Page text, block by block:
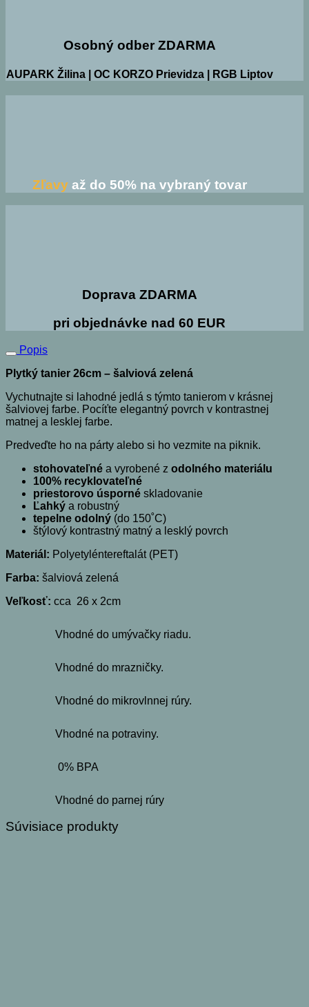
Osobný odber ZDARMA
AUPARK Žilina | OC KORZO Prievidza | RGB Liptov
Zľavyaž do 50% na vybraný tovar
Doprava ZDARMA
pri objednávke nad 60 EUR
Popis
Plytký tanier 26cm – šalviová zelená
Vychutnajte si lahodné jedlá s týmto tanierom v krásnej
šalviovej farbe. Pocíťte elegantný povrch v kontrastnej
matnej a lesklej farbe.
Predveďte ho na párty alebo si ho vezmite na piknik.
stohovateľné a vyrobené z odolného materiálu
100% recyklovateľné
priestorovo úsporné skladovanie
Ľahký a robustný
tepelne odolný (do 150˚C)
štýlový kontrastný matný a lesklý povrch
Materiál: Polyetyléntereftalát (PET)
Farba: šalviová zelená
Veľkosť: cca 26 x 2cm
Vhodné do umývačky riadu.
Vhodné do mrazničky.
Vhodné do mikrovlnnej rúry.
Vhodné na potraviny.
0% BPA
Vhodné do parnej rúry
Súvisiace produkty